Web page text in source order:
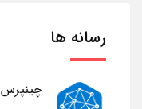
رسانه ها
چینپرس